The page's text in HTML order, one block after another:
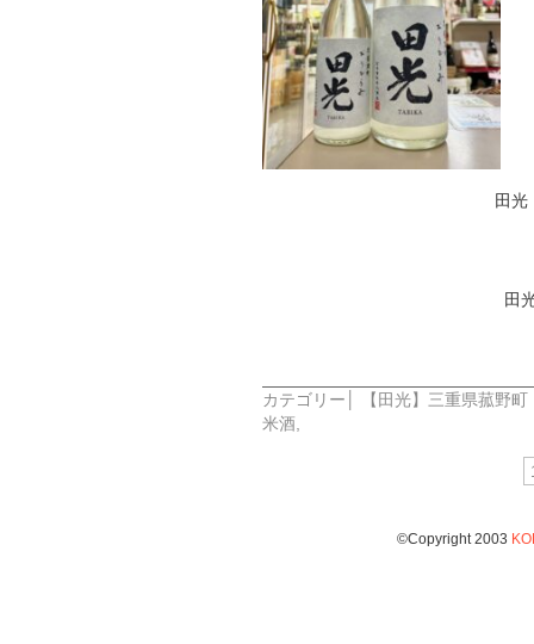
田
田
カテゴリー│
【田光】三重県菰野
米酒
©Copyright 2003